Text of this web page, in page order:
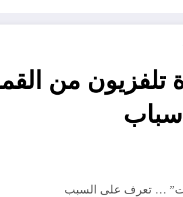
100 قناة تلفزيون